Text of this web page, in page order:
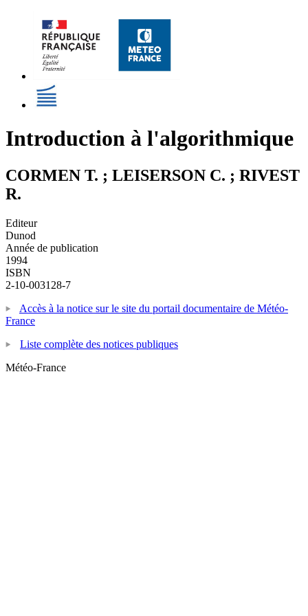
Introduction à l'algorithmique
CORMEN T. ; LEISERSON C. ; RIVEST
R.
Editeur
Dunod
Année de publication
1994
ISBN
2-10-003128-7
Accès à la notice sur le site du portail documentaire de Météo-
France
Liste complète des notices publiques
Météo-France